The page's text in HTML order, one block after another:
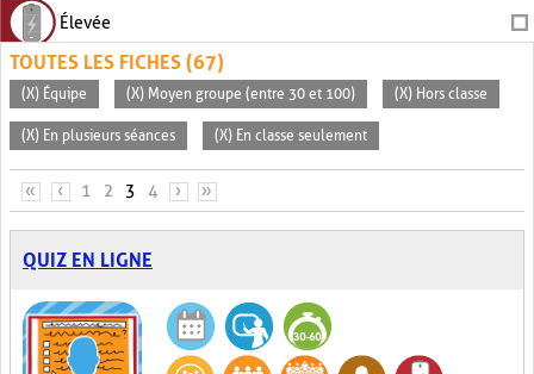
Élevée
TOUTES LES FICHES (67)
(X) Équipe (X) Moyen groupe (entre 30 et 100) (X) Hors classe
(X) En plusieurs séances (X) En classe seulement
PAGES
« ‹ 1 2 3 4 › »
QUIZ EN LIGNE